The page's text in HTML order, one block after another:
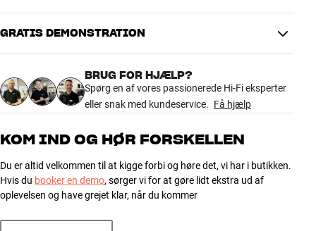
den tidligere version af standeren.
finish.
Mere fra Bowers & Wilkins
Model / Variant
Sort
Vægt (kg)
21,8
Vægt emballage (kg)
22,8
dybde)
GENERELLE EGENSKABER
Gulvstander til B&W 805 D3 og 805 Diamond
GRATIS DEMONSTRATION
BRUG FOR HJÆLP?
Spørg en af vores passionerede Hi-Fi eksperter
eller snak med kundeservice. Få hjælp
KOM IND OG HØR FORSKELLEN
Du er altid velkommen til at kigge forbi og høre det, vi har i butikken.
Hvis du booker en demo, sørger vi for at gøre lidt ekstra ud af
oplevelsen og have grejet klar, når du kommer